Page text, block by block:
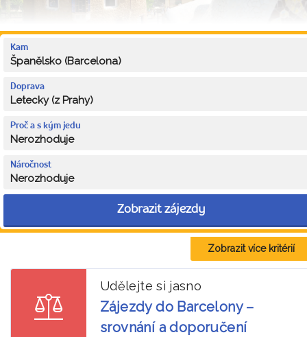
Kam
Španělsko (Barcelona)
Doprava
Letecky (z Prahy)
Proč a s kým jedu
Nerozhoduje
Náročnost
Nerozhoduje
Zobrazit zájezdy
Zobrazit více kritérií
Udělejte si jasno
Zájezdy do Barcelony –
srovnání a doporučení